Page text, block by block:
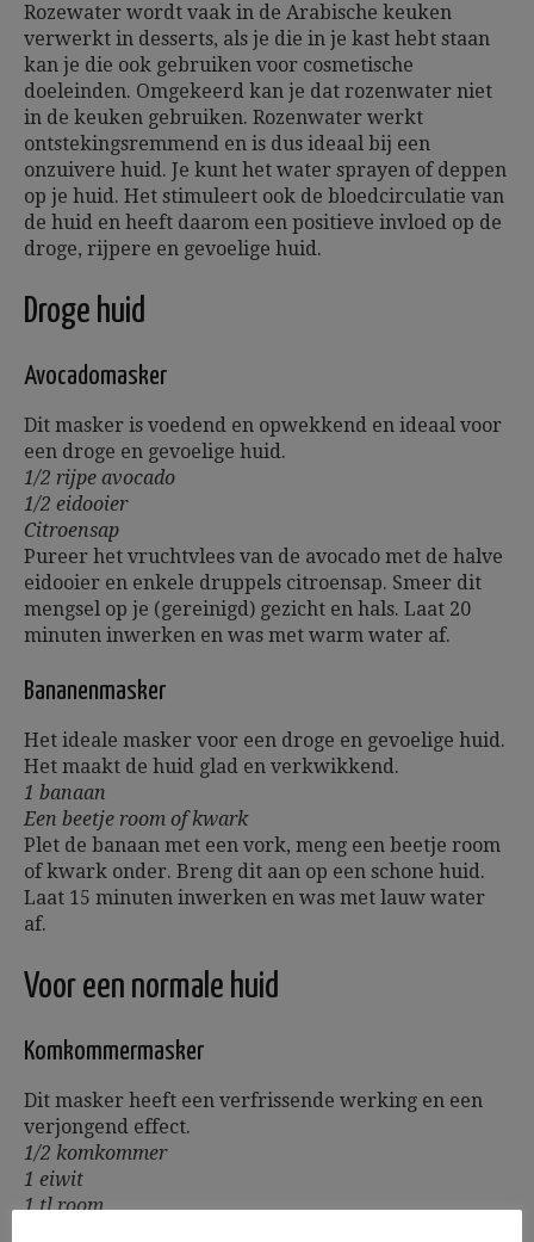
Rozewater wordt vaak in de Arabische keuken
verwerkt in desserts, als je die in je kast hebt staan
kan je die ook gebruiken voor cosmetische
doeleinden. Omgekeerd kan je dat rozenwater niet
in de keuken gebruiken. Rozenwater werkt
ontstekingsremmend en is dus ideaal bij een
onzuivere huid. Je kunt het water sprayen of deppen
op je huid. Het stimuleert ook de bloedcirculatie van
de huid en heeft daarom een positieve invloed op de
droge, rijpere en gevoelige huid.
Droge huid
Avocadomasker
Dit masker is voedend en opwekkend en ideaal voor
een droge en gevoelige huid.
1/2 rijpe avocado
1/2 eidooier
Citroensap
Pureer het vruchtvlees van de avocado met de halve
eidooier en enkele druppels citroensap. Smeer dit
mengsel op je (gereinigd) gezicht en hals. Laat 20
minuten inwerken en was met warm water af.
Bananenmasker
Het ideale masker voor een droge en gevoelige huid.
Het maakt de huid glad en verkwikkend.
1 banaan
Een beetje room of kwark
Plet de banaan met een vork, meng een beetje room
of kwark onder. Breng dit aan op een schone huid.
Laat 15 minuten inwerken en was met lauw water
af.
Voor een normale huid
Komkommermasker
Dit masker heeft een verfrissende werking en een
verjongend effect.
1/2 komkommer
1 eiwit
1 tl room